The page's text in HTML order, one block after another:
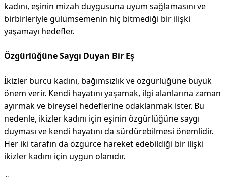
kadını, eşinin mizah duygusuna uyum sağlamasını ve
birbirleriyle gülümsemenin hiç bitmediği bir ilişki
yaşamayı hedefler.
Özgürlüğüne Saygı Duyan Bir Eş
İkizler burcu kadını, bağımsızlık ve özgürlüğüne büyük
önem verir. Kendi hayatını yaşamak, ilgi alanlarına zaman
ayırmak ve bireysel hedeflerine odaklanmak ister. Bu
nedenle, ikizler kadını için eşinin özgürlüğüne saygı
duyması ve kendi hayatını da sürdürebilmesi önemlidir.
Her iki tarafın da özgürce hareket edebildiği bir ilişki
ikizler kadını için uygun olanıdır.